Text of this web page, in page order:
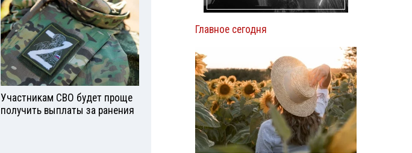
Участникам СВО будет проще
получить выплаты за ранения
Главное сегодня